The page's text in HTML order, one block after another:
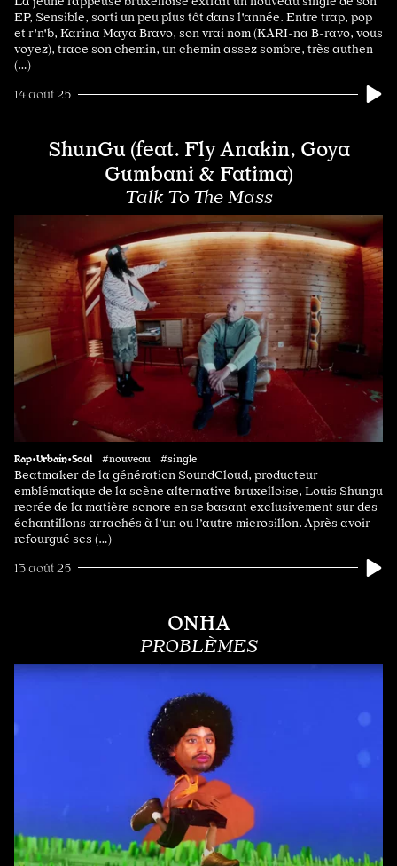
EP, Sensible, sorti un peu plus tôt dans l'année. Entre trap, pop
et r'n'b, Karina Maya Bravo, son vrai nom (KARI-na B-ravo, vous
voyez), trace son chemin, un chemin assez sombre, très authen
(…)
14 août 25
ShunGu (feat. Fly Anakin, Goya
Gumbani & Fatima)
Talk To The Mass
Rap•Urbain•Soul #nouveau #single
Beatmaker de la génération SoundCloud, producteur
emblématique de la scène alternative bruxelloise, Louis Shungu
recrée de la matière sonore en se basant exclusivement sur des
échantillons arrachés à l’un ou l’autre microsillon. Après avoir
refourgué ses (…)
13 août 25
ONHA
PROBLÈMES